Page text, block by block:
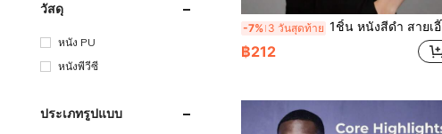
วัสดุ
หนัง PU
หนังพีวีซี
ประเภทรูปแบบ
-7% 3 วันสุดท้าย 1ชิ้น หนังสีดำ สายเอี๊ยมผู้ชายพร้อมโซ่ตกแต่ง, เหมาะสำหรับเสื้อเชิ้ตและชุดสูท, เหมาะสำหรับชุดวันหยุดและการแสดงไลฟ์สตรีม
฿212